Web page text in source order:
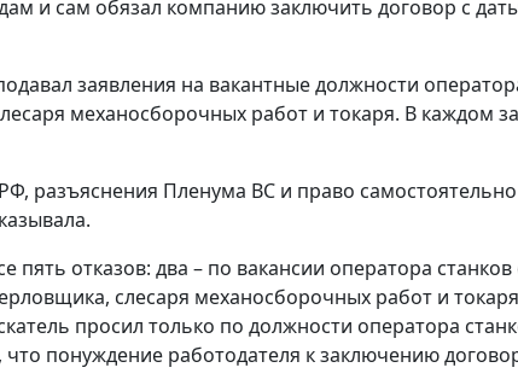
и сам обязал компанию заключить договор с
заявления на вакантные должности
механосборочных работ и токаря. В каждом
разъяснения Пленума ВС и право
пять отказов: два – по вакансии оператора
слесаря механосборочных работ и
просил только по должности оператора
что понуждение работодателя к заключению